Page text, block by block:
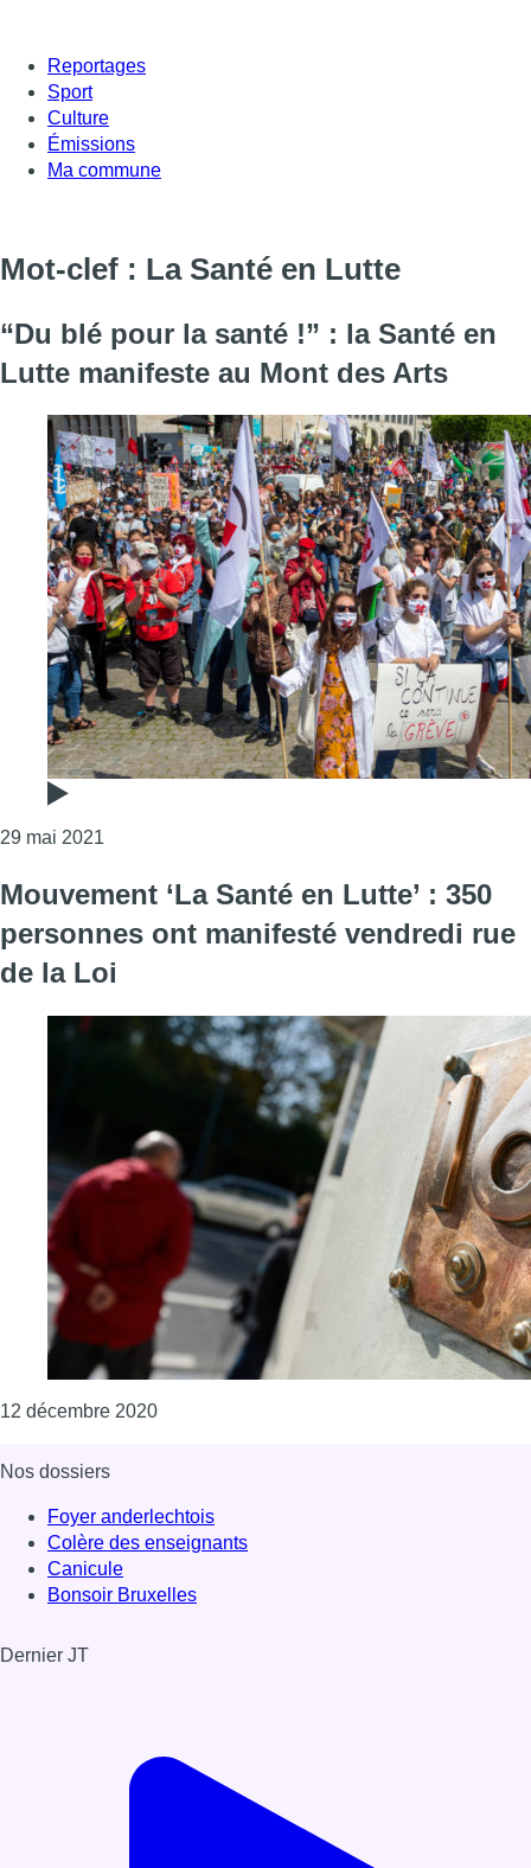
Reportages
Sport
Culture
Émissions
Ma commune
Mot-clef : La Santé en Lutte
“Du blé pour la santé !” : la Santé en
Lutte manifeste au Mont des Arts
29 mai 2021
Mouvement ‘La Santé en Lutte’ : 350
personnes ont manifesté vendredi rue
de la Loi
12 décembre 2020Consulter l'article "Mouvement ‘La Santé
Nos dossiers
Foyer anderlechtois
Colère des enseignants
Canicule
Bonsoir Bruxelles
Dernier JT